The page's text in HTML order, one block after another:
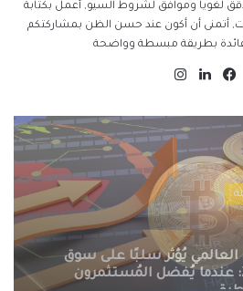
لغوياً وموافق لشروط السيو, أعمل بكتابة
منذ أكثر من 5 سنوات, أتمنى أن أكون عند حسن الظن بمشاركتكم
بطريقة مبسطة وواضحة
فيسبوكلينكدإن
الصارمة تُطيح بسوق
الكريبتو في 2025: سيف ذو حدين على
الرقمية